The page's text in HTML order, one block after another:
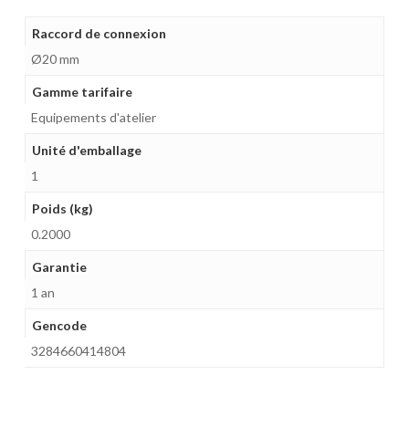
Raccord de connexion
Ø20 mm
Gamme tarifaire
Equipements d'atelier
Unité d'emballage
1
Poids (kg)
0.2000
Garantie
1 an
Gencode
3284660414804